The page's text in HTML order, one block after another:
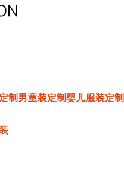
制男童装定制婴儿服装定制